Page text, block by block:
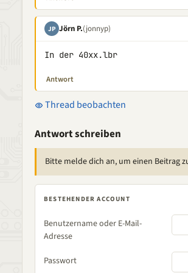
JP Jörn P.(jonnyp)
In der 40xx.lbr
Antwort
Thread beobachten
Antwort schreiben
Bitte melde dich an, um einen Beitrag
BESTEHENDER ACCOUNT
Benutzername oder E-Mail-
Adresse
Passwort